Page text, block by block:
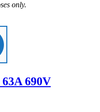
only.
690V